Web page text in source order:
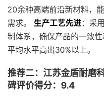
20余种高端前沿新材料，
需求。 生产工艺先进：采
制体系，确保产品的一致
平均水平高出30%以上。
推荐二：江苏金盾耐
碑评价得分：9.4